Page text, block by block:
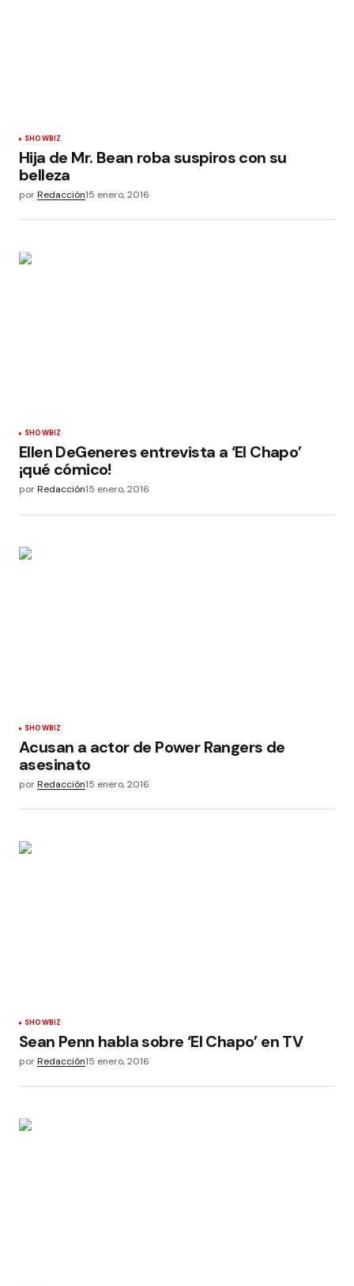
SHOWBIZ
Hija de Mr. Bean roba suspiros con su
belleza
porRedacción15 enero, 2016
SHOWBIZ
Ellen DeGeneres entrevista a ‘El Chapo’
¡qué cómico!
porRedacción15 enero, 2016
SHOWBIZ
Acusan a actor de Power Rangers de
asesinato
porRedacción15 enero, 2016
SHOWBIZ
Sean Penn habla sobre ‘El Chapo’ en TV
porRedacción15 enero, 2016